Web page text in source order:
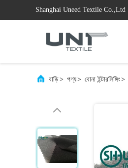
Shanghai Uneed Textile Co.,Ltd
বাড়ি> পণ্য> বোনা ইন্টারলিঙ্গিং>